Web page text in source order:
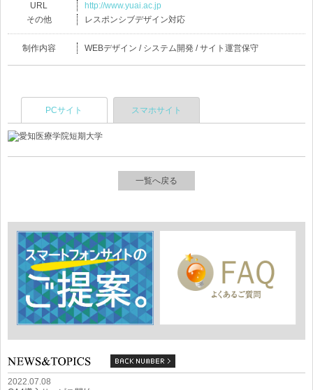
サービス
ホームページ制作料金
URL
http://www.yuai.ac.jp
その他
レスポンシブデザイン対応
制作内容 WEBデザイン / システム開発 / サイト運営保守
PCサイト スマホサイト
一覧へ戻る
2022.07.08